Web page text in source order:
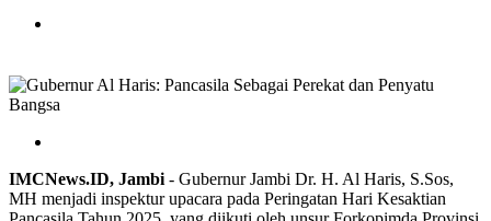
IMCNews.ID, Jambi - Gubernur Jambi Dr. H. Al Haris, S.Sos,
MH menjadi inspektur upacara pada Peringatan Hari Kesaktian